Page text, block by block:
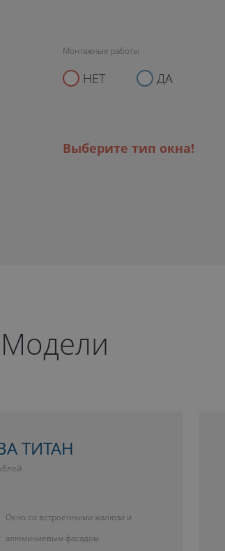
Монтажные работы
НЕТ ДА
Выберите тип окна!
Модели
ТИТАН
Окно со встроенными жалюзи и
алюминиевым фасадом.